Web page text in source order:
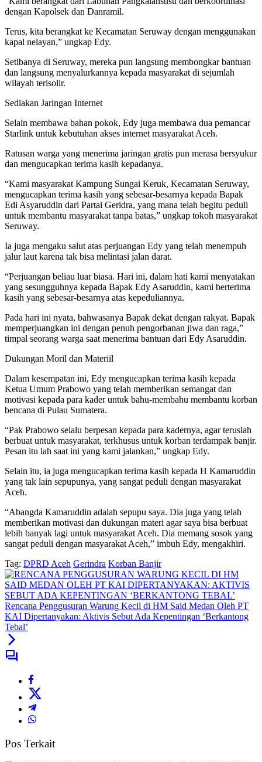
dengan Kapolsek dan Danramil.
Terus, kita berangkat ke Kecamatan Seruway dengan menggunakan
kapal nelayan,” ungkap Edy.
Setibanya di Seruway, mereka pun langsung membongkar bantuan
dan langsung menyalurkannya kepada masyarakat di sejumlah
wilayah terisolir.
Sediakan Jaringan Internet
Selain membawa bahan pokok, Edy juga membawa dua pemancar
Starlink untuk kebutuhan akses internet masyarakat Aceh.
Ratusan warga yang menerima jaringan gratis pun merasa bersyukur
dan mengucapkan terima kasih kepadanya.
“Kami masyarakat Kampung Sungai Keruk, Kecamatan Seruway,
mengucapkan terima kasih yang sebesar-besarnya kepada Bapak
Edi Asyaruddin dari Partai Geridra, yang mana telah begitu peduli
untuk membantu masyarakat tanpa batas,” ungkap tokoh masyarakat
Seruway.
Ia juga mengaku salut atas perjuangan Edy yang telah menempuh
jalur laut karena tak bisa melintasi jalan darat.
“Perjuangan beliau luar biasa. Hari ini, dalam hati kami menyatakan
yang sesungguhnya kepada Bapak Edy Asaruddin, kami berterima
kasih yang sebesar-besarnya atas kepeduliannya.
Pada hari ini nyata, bahwasanya Bapak dekat dengan rakyat. Bapak
memperjuangkan ini dengan penuh pengorbanan jiwa dan raga,”
timpal seorang warga saat menerima bantuan dari Edy Asaruddin.
Dukungan Moril dan Materiil
Dalam kesempatan ini, Edy mengucapkan terima kasih kepada
Ketua Umum Prabowo yang telah memberikan semangat dan
motivasi kepada para kader untuk bahu-membahu membantu korban
bencana di Pulau Sumatera.
“Pak Prabowo selalu berpesan kepada para kadernya, agar teruslah
berbuat untuk masyarakat, terkhusus untuk korban terdampak banjir.
Pesan itu lah saat ini yang kami jalankan,” ungkap Edy.
Selain itu, ia juga mengucapkan terima kasih kepada H Kamaruddin
yang tak lain sepupunya, yang sangat peduli dengan masyarakat
Aceh.
“Abangda Kamaruddin adalah sepupu saya. Dia juga yang telah
memberikan motivasi dan dukungan materi agar saya bisa berbuat
lebih banyak lagi untuk masyarakat Aceh. Dia memang sosok yang
sangat peduli dengan masyarakat Aceh,” imbuh Edy, mengakhiri.
Tag: DPRD Aceh Gerindra Korban Banjir
Rencana Penggusuran Warung Kecil di HM Said Medan Oleh PT
KAI Dipertanyakan: Aktivis Sebut Ada Kepentingan ‘Berkantong
Tebal’
Pos Terkait